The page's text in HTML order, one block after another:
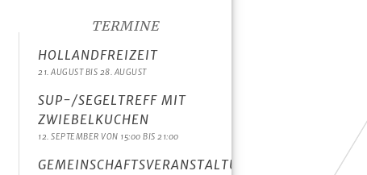
TERMINE
HOLLANDFREIZEIT
21. AUGUSTBIS 28. AUGUST
SUP-/SEGELTREFF MIT
ZWIEBELKUCHEN
12. SEPTEMBER VON 15:00 BIS 21:00
GEMEINSCHAFTSVERANSTALTUNG